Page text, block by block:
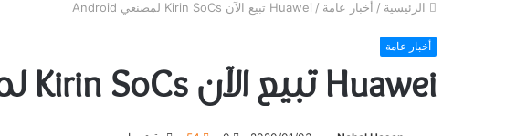
الرئيسية / أخبار عامة / Huawei تبيع الآن Kirin SoCs لمصنعي Android
أخبار عامة
Huawei تبيع الآن Kirin SoCs لمصنعي Android